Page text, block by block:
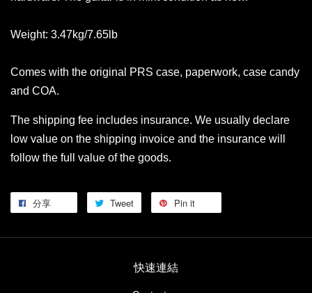
Weight: 3.47kg/7.65lb
Comes with the original PRS case, paperwork, case candy
and COA.
The shipping fee includes insurance. We usually declare
low value on the shipping invoice and the insurance will
follow the full value of the goods.
分享 Tweet Pin it
快速連結